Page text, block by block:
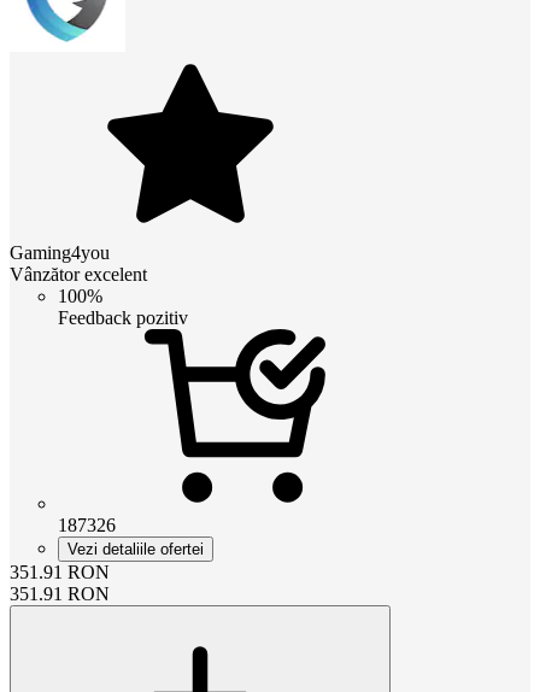
Gaming4you
Vânzător excelent
100%
Feedback pozitiv
187326
Vezi detaliile ofertei
351.91 RON
351.91 RON